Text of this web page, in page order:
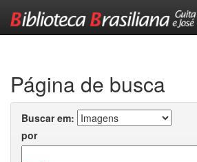
Página de busca
Buscar em:
por